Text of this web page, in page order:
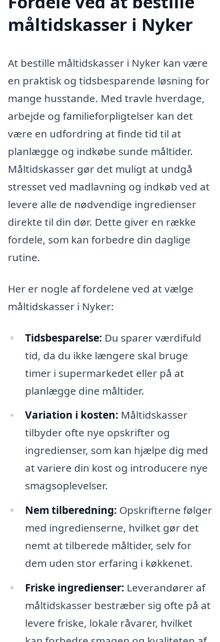
måltidskasser i Nyker
At bestille måltidskasser i Nyker kan være
en praktisk og tidsbesparende løsning for
mange husstande. Med travle hverdage,
arbejde og familieforpligtelser kan det
være en udfordring at finde tid til at
planlægge og indkøbe sunde måltider.
Måltidskasser gør det muligt at undgå
stresset ved madlavning og indkøb ved at
levere alle de nødvendige ingredienser
direkte til din dør. Dette giver en række
fordele, som kan forbedre din daglige
rutine.
Her er nogle af fordelene ved at vælge
måltidskasser i Nyker:
Tidsbesparelse: Du sparer værdifuld
tid, da du ikke længere skal bruge
timer i supermarkedet eller på at
planlægge dine måltider.
Variation i kosten: Måltidskasser
tilbyder ofte nye opskrifter og
ingredienser, som kan hjælpe dig med
at variere din kost og introducere nye
smagsoplevelser.
Nem tilberedning: Opskrifterne følger
med ingredienserne, hvilket gør det
nemt at tilberede måltider, selv for
dem uden stor erfaring i køkkenet.
Friske ingredienser: Leverandører af
måltidskasser bestræber sig ofte på at
levere friske, lokale råvarer, hvilket